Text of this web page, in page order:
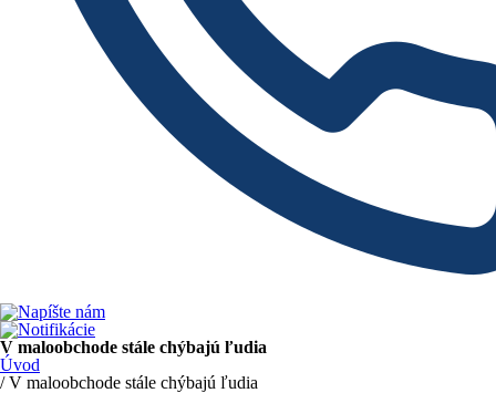
V maloobchode stále chýbajú ľudia
Úvod
/ V maloobchode stále chýbajú ľudia